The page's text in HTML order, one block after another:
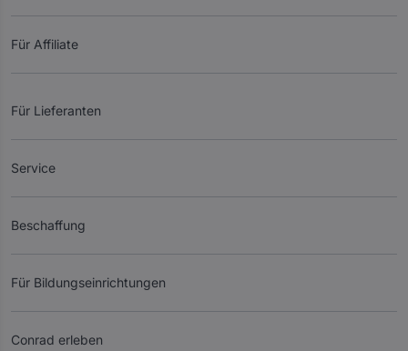
Für Affiliate
Für Lieferanten
Service
Beschaffung
Für Bildungseinrichtungen
Conrad erleben